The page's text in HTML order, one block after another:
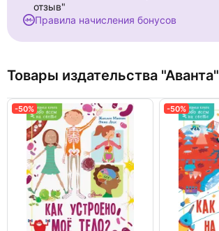
отзыв"
Правила начисления бонусов
Товары издательства "Аванта"
-50% -50%